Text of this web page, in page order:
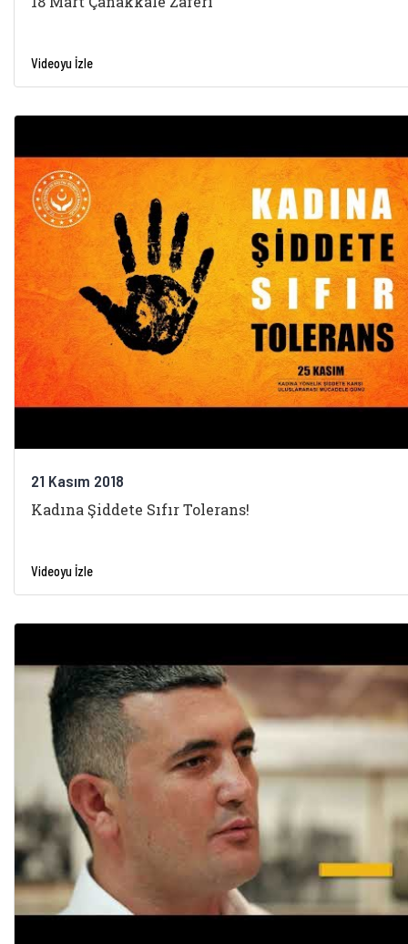
Videoyu İzle
21 Kasım 2018
Kadına Şiddete Sıfır Tolerans!
Videoyu İzle